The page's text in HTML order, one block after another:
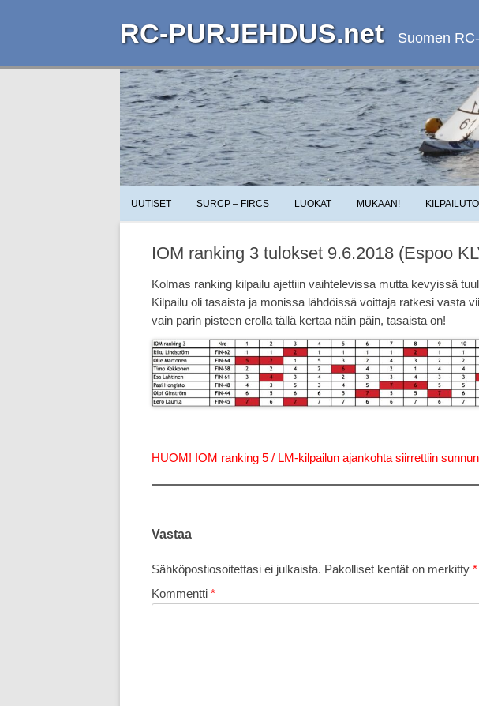
RC-PURJEHDUS.net Suomen
UUTISET SURCP – FIRCS LUOKAT MUKAAN!
IOM ranking 3 tulokset 9.6.2018 (Espoo
Kolmas ranking kilpailu ajettiin vaihtelevissa mutta kevyissä
Kilpailu oli tasaista ja monissa lähdöissä voittaja ratkesi vasta
vain parin pisteen erolla tällä kertaa näin päin, tasaista on!
HUOM! IOM ranking 5 / LM-kilpailun ajankohta siirrettiin
Vastaa
Sähköpostiosoitettasi ei julkaista. Pakolliset kentät on merkitty *
Kommentti *